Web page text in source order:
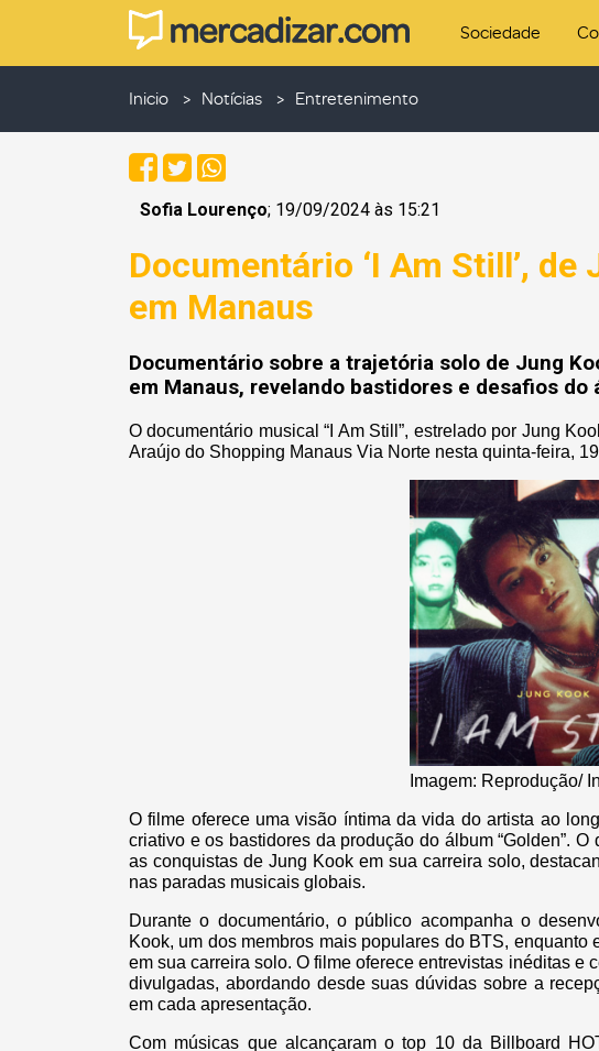
Sociedade
Inicio Notícias Entretenimento
Sofia Lourenço; 19/09/2024 às 15:21
Documentário ‘I Am Still’,
em Manaus
Documentário sobre a trajetória solo de Jung
em Manaus, revelando bastidores e desafios do
O documentário musical “I Am Still”, estrelado por Jung
Araújo do Shopping Manaus Via Norte nesta quinta-feira,
Imagem: Reprodução/
O filme oferece uma visão íntima da vida do artista ao
criativo e os bastidores da produção do álbum “Golden”.
as conquistas de Jung Kook em sua carreira solo,
nas paradas musicais globais.
Durante o documentário, o público acompanha o
Kook, um dos membros mais populares do BTS,
em sua carreira solo. O filme oferece entrevistas inéditas e
divulgadas, abordando desde suas dúvidas sobre a
em cada apresentação.
Com músicas que alcançaram o top 10 da Billboard